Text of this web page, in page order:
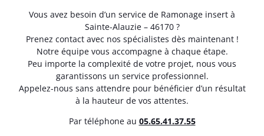
Vous avez besoin d’un service de Ramonage insert à
Sainte-Alauzie – 46170 ?
Prenez contact avec nos spécialistes dès maintenant !
Notre équipe vous accompagne à chaque étape.
Peu importe la complexité de votre projet, nous vous
garantissons un service professionnel.
Appelez-nous sans attendre pour bénéficier d’un résultat
à la hauteur de vos attentes.
Par téléphone au 05.65.41.37.55